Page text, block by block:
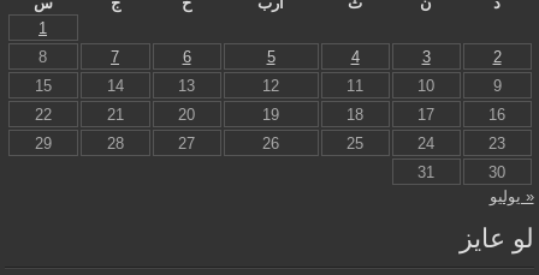
1
2
3
4
5
6
7
8
9
10
11
12
13
14
15
16
17
18
19
20
21
22
23
24
25
26
27
28
29
30
31
« يوليو
لو عايز